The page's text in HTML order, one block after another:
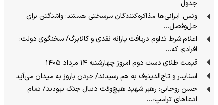
جدول
ونس: ایرانی‌ها مذاکره‌کنندگان سرسختی هستند؛ واشنگتن برای
حل‌وفصل…
اعلام شرط تداوم دریافت یارانه نقدی و کالابرگ/ سخنگوی دولت:
افرادی که…
قیمت طلای دست دوم امروز چهارشنبه ۱۴ مرداد ۱۴۰۵
اسنایدر و تاج‌الدینوف به هم رسیدند/ جردن باروز به میدان می‌آید
حسن روحانی: رهبر شهید هیچ‌وقت دنبال جنگ نبودند/ تمام
ادعاهای ترامپ،…